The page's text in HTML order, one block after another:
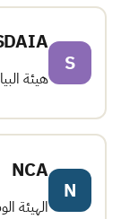
S
هيئة
N
NCA
الهيئة